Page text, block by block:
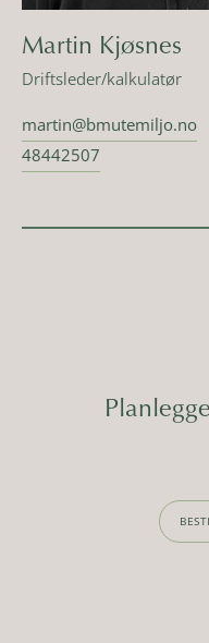
Martin Kjøsnes
Driftsleder/kalkulatør
martin@bmutemiljo.no
48442507